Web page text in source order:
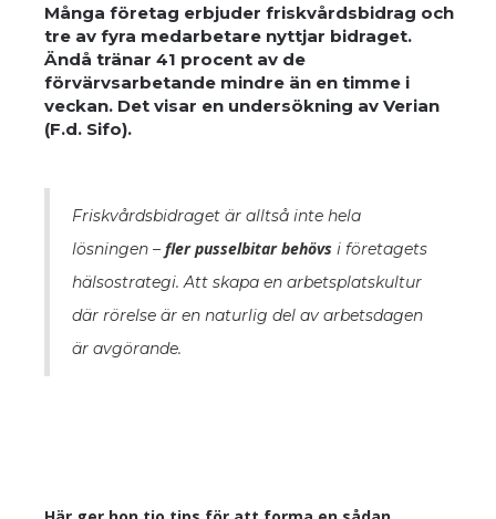
Många företag erbjuder friskvårdsbidrag och
tre av fyra medarbetare nyttjar bidraget.
Ändå tränar 41 procent av de
förvärvsarbetande mindre än en timme i
veckan. Det visar en undersökning av Verian
(F.d. Sifo).
Friskvårdsbidraget är alltså inte hela
lösningen – fler pusselbitar behövs i företagets
hälsostrategi. Att skapa en arbetsplatskultur
där rörelse är en naturlig del av arbetsdagen
är avgörande.